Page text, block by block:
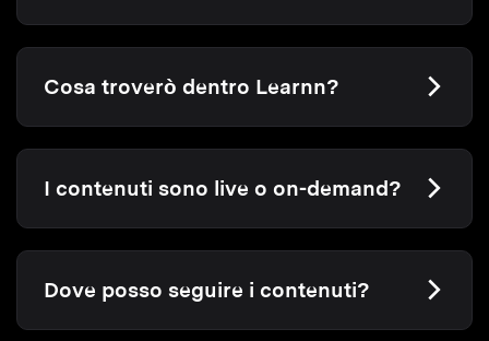
Cosa troverò dentro Learnn?
I contenuti sono live o on-demand?
Dove posso seguire i contenuti?